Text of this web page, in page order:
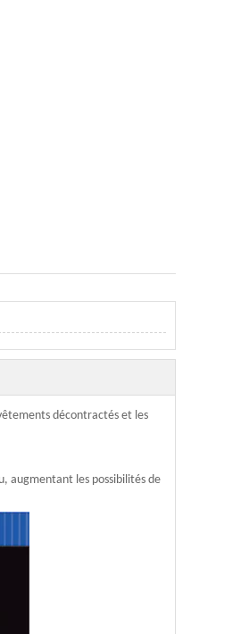
décontractés et les
augmentant les possibilités de